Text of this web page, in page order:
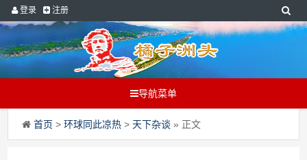
登录 注册
导航菜单
首页 >环球同此凉热 > 天下杂谈 » 正文